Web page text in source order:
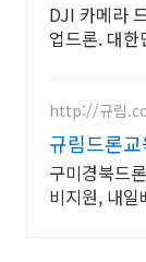
DJI 카메라
업드론. 대
http://규림
규림드론교
구미경북드
비지원, 내